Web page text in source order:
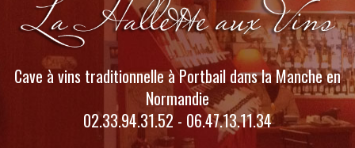
Cave à vins traditionnelle à Portbail dans la Manche en
Normandie
02.33.94.31.52 - 06.47.13.11.34